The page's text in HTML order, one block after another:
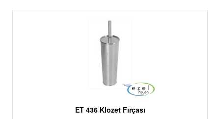
ET 436 Klozet Fırçası